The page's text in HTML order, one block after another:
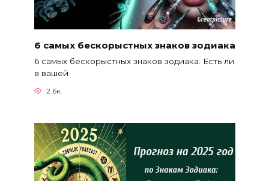
6 самых бескорыстных знаков зодиака
6 самых бескорыстных знаков зодиака. Есть ли
в вашей
2.6к.